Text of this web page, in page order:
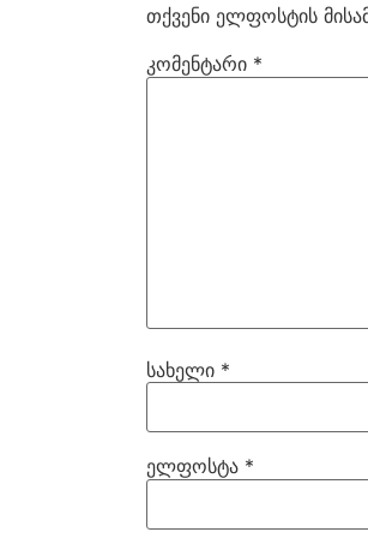
თქვენი ელფოსტის
კომენტარი *
სახელი *
ელფოსტა *